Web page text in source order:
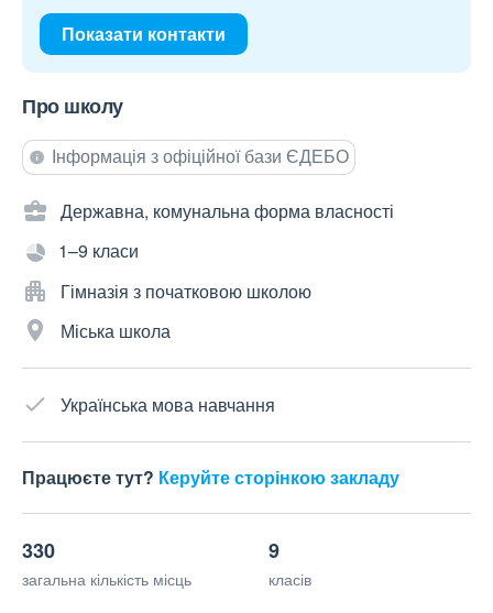
Показати контакти
Про школу
Інформація з офіційної бази ЄДЕБО
Державна, комунальна форма власності
1–9 класи
Гімназія з початковою школою
Міська школа
Українська мова навчання
Працюєте тут? Керуйте сторінкою закладу
330
загальна кількість місць
9
класів